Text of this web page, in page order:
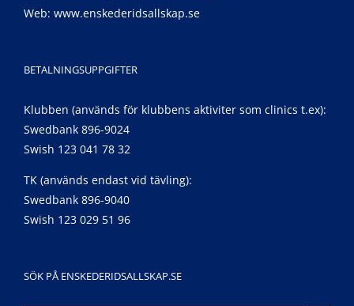
Web: www.enskederidsallskap.se
BETALNINGSUPPGIFTER
Klubben (används för klubbens aktiviter som clinics t.ex):
Swedbank 896-9024
Swish 123 041 78 32
TK (används endast vid tävling):
Swedbank 896-9040
Swish 123 029 51 96
SÖK PÅ ENSKEDERIDSALLSKAP.SE